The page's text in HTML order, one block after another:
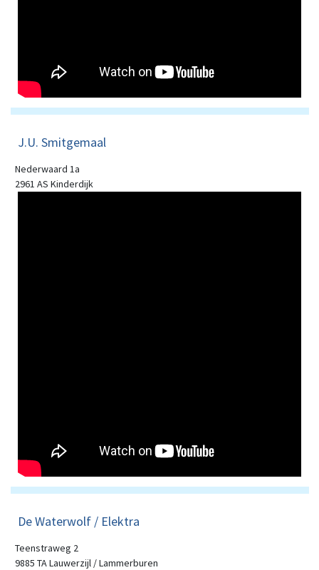
J.U. Smitgemaal
Nederwaard 1a
2961 AS Kinderdijk
De Waterwolf / Elektra
Teenstraweg 2
9885 TA Lauwerzijl / Lammerburen